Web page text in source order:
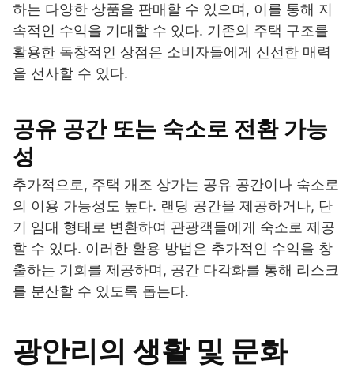
하는 다양한 상품을 판매할 수 있으며, 이를 통해 지
속적인 수익을 기대할 수 있다. 기존의 주택 구조를
활용한 독창적인 상점은 소비자들에게 신선한 매력
을 선사할 수 있다.
공유 공간 또는 숙소로 전환 가능
성
추가적으로, 주택 개조 상가는 공유 공간이나 숙소로
의 이용 가능성도 높다. 랜딩 공간을 제공하거나, 단
기 임대 형태로 변환하여 관광객들에게 숙소로 제공
할 수 있다. 이러한 활용 방법은 추가적인 수익을 창
출하는 기회를 제공하며, 공간 다각화를 통해 리스크
를 분산할 수 있도록 돕는다.
광안리의 생활 및 문화